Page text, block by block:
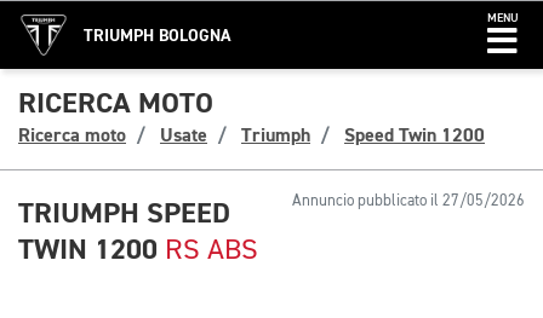
TRIUMPH BOLOGNA
MENU
RICERCA MOTO
Ricerca moto Usate Triumph Speed Twin 1200
Annuncio pubblicato il 27/05/2026
TRIUMPH SPEED
TWIN 1200 RS ABS